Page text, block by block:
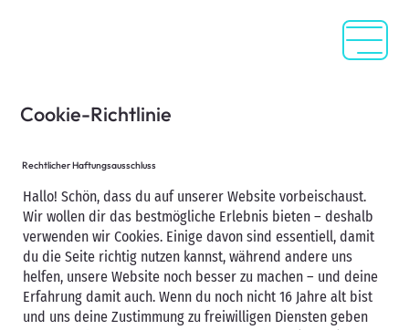
Cookie-Richtlinie
Rechtlicher Haftungsausschluss
Hallo! Schön, dass du auf unserer Website vorbeischaust.
Wir wollen dir das bestmögliche Erlebnis bieten – deshalb
verwenden wir Cookies. Einige davon sind essentiell, damit
du die Seite richtig nutzen kannst, während andere uns
helfen, unsere Website noch besser zu machen – und deine
Erfahrung damit auch. Wenn du noch nicht 16 Jahre alt bist
und uns deine Zustimmung zu freiwilligen Diensten geben